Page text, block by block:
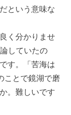
という意味な
く分かりませ
していたの
す。「苦海は
ことで鏡湖で磨
。難しいです